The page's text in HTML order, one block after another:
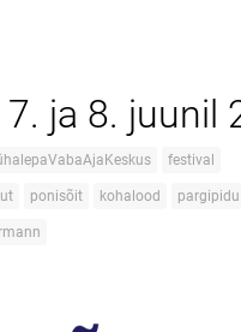
ja 8. juunil
festival
ponisõit kohalood pargipidu